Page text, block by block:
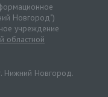
Новгород")
учреждение
областной
Нижний Новгород.